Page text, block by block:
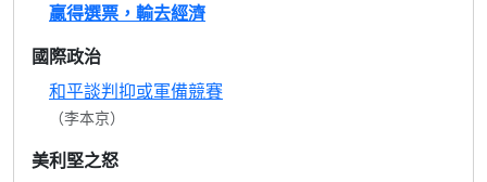
贏得選票，輸去經濟
國際政治
和平談判抑或軍備競賽
（李本京）
美利堅之怒